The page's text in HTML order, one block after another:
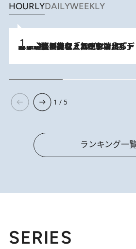
HOURLYDAILYWEEKLY
2026.8.5
【なぜ吉沢亮は「気配を消せる」のか？】興行収入208億の『国宝』を経て挑むミュージカル『ディア・エヴァン・ハンセン』。トップ俳優が舞台上でさらけ出した“孤独”とは
1 / 5
ランキング一
SERIES